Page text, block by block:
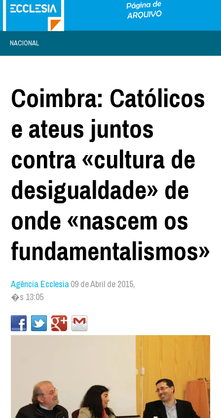
NACIONAL
Coimbra: Católicos
e ateus juntos
contra «cultura de
desigualdade» de
onde «nascem os
fundamentalismos»
Agência Ecclesia09 de Abril de 2015,
�s 13:05